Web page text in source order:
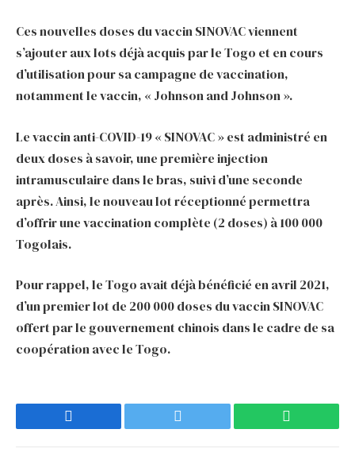
Ces nouvelles doses du vaccin SINOVAC viennent
s’ajouter aux lots déjà acquis par le Togo et en cours
d’utilisation pour sa campagne de vaccination,
notamment le vaccin, « Johnson and Johnson ».
Le vaccin anti-COVID-19 « SINOVAC » est administré en
deux doses à savoir, une première injection
intramusculaire dans le bras, suivi d’une seconde
après. Ainsi, le nouveau lot réceptionné permettra
d’offrir une vaccination complète (2 doses) à 100 000
Togolais.
Pour rappel, le Togo avait déjà bénéficié en avril 2021,
d’un premier lot de 200 000 doses du vaccin SINOVAC
offert par le gouvernement chinois dans le cadre de sa
coopération avec le Togo.
Facebook Twitter WhatsApp